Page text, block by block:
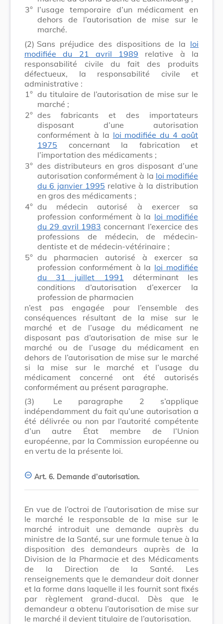
3° l’usage temporaire d’un médicament en
dehors de l’autorisation de mise sur le
marché.
(2) Sans préjudice des dispositions de la loi
modifiée du 21 avril 1989 relative à la
responsabilité civile du fait des produits
défectueux, la responsabilité civile et
administrative :
1° du titulaire de l’autorisation de mise sur le
marché ;
2° des fabricants et des importateurs
disposant d’une autorisation
conformément à la loi modifiée du 4 août
1975 concernant la fabrication et
l’importation des médicaments ;
3° des distributeurs en gros disposant d’une
autorisation conformément à la loi modifiée
du 6 janvier 1995 relative à la distribution
en gros des médicaments ;
4° du médecin autorisé à exercer sa
profession conformément à la loi modifiée
du 29 avril 1983 concernant l’exercice des
professions de médecin, de médecin-
dentiste et de médecin-vétérinaire ;
5° du pharmacien autorisé à exercer sa
profession conformément à la loi modifiée
du 31 juillet 1991
déterminant les
conditions d’autorisation d’exercer la
profession de pharmacien
n’est pas engagée pour l’ensemble des
conséquences résultant de la mise sur le
marché et de l’usage du médicament ne
disposant pas d’autorisation de mise sur le
marché ou de l’usage du médicament en
dehors de l’autorisation de mise sur le marché
si la mise sur le marché et l’usage du
médicament concerné ont été autorisés
conformément au présent paragraphe.
(3)
Le paragraphe 2 s’applique
indépendamment du fait qu’une autorisation a
été délivrée ou non par l’autorité compétente
d’un autre État membre de l’Union
européenne, par la Commission européenne ou
en vertu de la présente loi.
Art. 6. Demande d’autorisation.
En vue de l’octroi de l’autorisation de mise sur
le marché le responsable de la mise sur le
marché introduit une demande auprès du
ministre de la Santé, sur une formule tenue à la
disposition des demandeurs auprès de la
Division de la Pharmacie et des Médicaments
de la Direction de la Santé. Les
renseignements que le demandeur doit donner
et la forme dans laquelle il les fournit sont fixés
par règlement grand-ducal. Dès que le
demandeur a obtenu l’autorisation de mise sur
le marché il devient titulaire de l’autorisation.